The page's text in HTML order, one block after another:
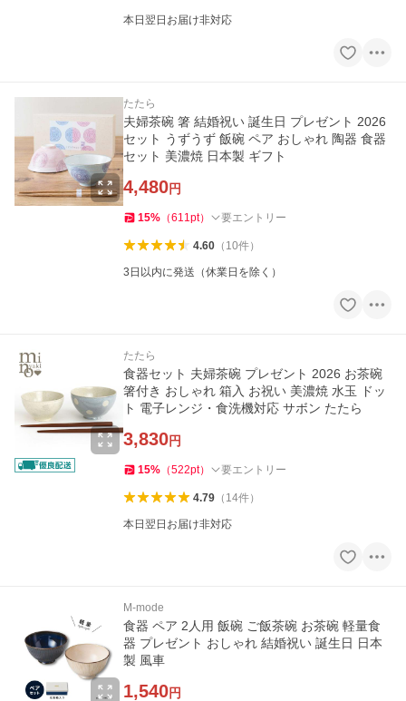
本日翌日お届け非対応
たたら
夫婦茶碗 箸 結婚祝い 誕生日 プレゼント 2026
セット うずうず 飯碗 ペア おしゃれ 陶器 食器
セット 美濃焼 日本製 ギフト
4,480円
15% （611 pt） 要エントリー
4.60（ 10件）
3日以内に発送（休業日を除く）
たたら
食器セット 夫婦茶碗 プレゼント 2026 お茶碗
箸付き おしゃれ 箱入 お祝い 美濃焼 水玉 ドッ
ト 電子レンジ・食洗機対応 サボン たたら
3,830円
15% （522pt） 要エントリー
4.79（ 14件）
本日翌日お届け非対応
M-mode
食器 ペア 2人用 飯碗 ご飯茶碗 お茶碗 軽量食
器 プレゼント おしゃれ 結婚祝い 誕生日 日本
製 風車
1,540円